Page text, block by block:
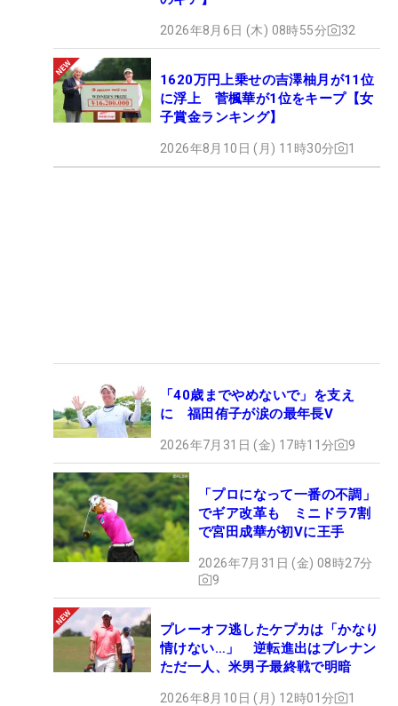
2026年8月6日 (木) 08時55分 32
1620万円上乗せの吉澤柚月が11位
に浮上 菅楓華が1位をキープ【女
子賞金ランキング】
2026年8月10日 (月) 11時30分 1
「40歳までやめないで」を支え
に 福田侑子が涙の最年長V
2026年7月31日 (金) 17時11分 9
「プロになって一番の不調」
でギア改革も ミニドラ7割
で宮田成華が初Vに王手
2026年7月31日 (金) 08時27分
9
プレーオフ逃したケプカは「かなり
情けない…」 逆転進出はブレナン
ただ一人、米男子最終戦で明暗
2026年8月10日 (月) 12時01分 1